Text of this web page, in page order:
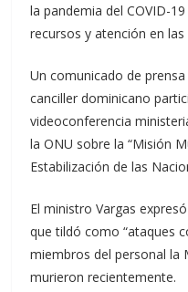
la pandemia del COVID-
recursos y atención en
Un comunicado de
canciller dominicano
videoconferencia
la ONU sobre la “Misión
Estabilización de las
El ministro Vargas
que tildó como “ataques
miembros del personal la
murieron recientemente.